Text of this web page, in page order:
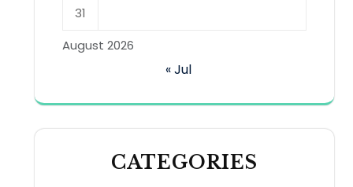
August 2026
31
« Jul
CATEGORIES